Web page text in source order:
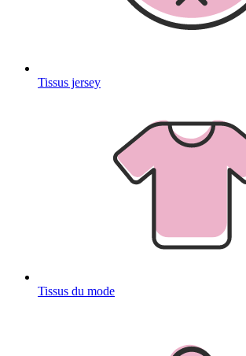
Tissus jersey
Tissus du mode